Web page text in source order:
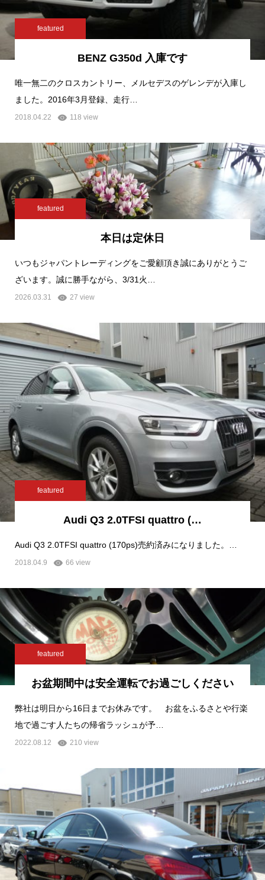
featured
BENZ G350d 入庫です
唯一無二のクロスカントリー、メルセデスのゲレンデが入庫し
ました。2016年3月登録、走行…
2018.04.22 118 view
featured
本日は定休日
いつもジャパントレーディングをご愛顧頂き誠にありがとうご
ざいます。誠に勝手ながら、3/31火…
2026.03.31 27 view
featured
Audi Q3 2.0TFSI quattro (…
Audi Q3 2.0TFSI quattro (170ps)売約済みになりました。…
2018.04.9 66 view
featured
お盆期間中は安全運転でお過ごしください
弊社は明日から16日までお休みです。 お盆をふるさとや行楽
地で過ごす人たちの帰省ラッシュが予…
2022.08.12 210 view